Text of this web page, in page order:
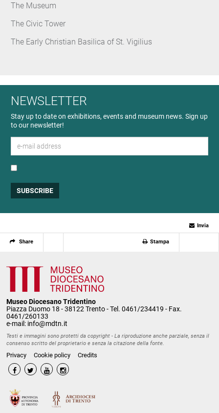
The Museum
The Civic Tower
The Early Christian Basilica of St. Vigilius
NEWSLETTER
Stay up to date on exhibitions, events and museum news. Sign up
to our newsletter!
Share
Invia
Stampa
Museo Diocesano Tridentino
Piazza Duomo 18 - 38122 Trento - Tel. 0461/234419 - Fax.
0461/260133
e-mail: info@mdtn.it
Testi e immagini sono protetti da copyright - La riproduzione anche parziale, senza il
consenso scritto del proprietario e senza la citazione della fonte.
Privacy Cookie policy Credits